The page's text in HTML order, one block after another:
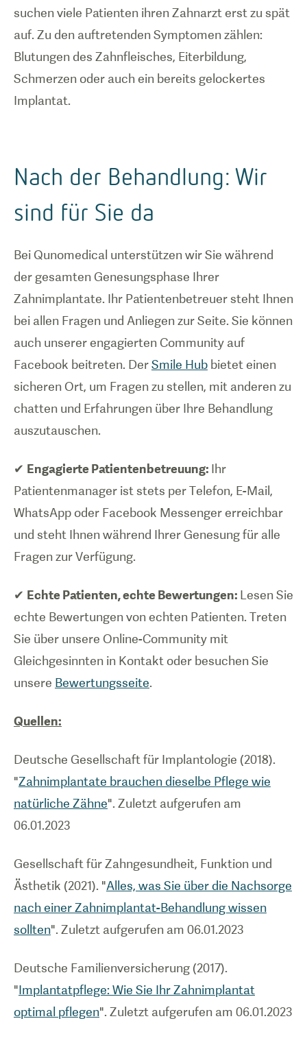
suchen viele Patienten ihren Zahnarzt erst zu spät
auf. Zu den auftretenden Symptomen zählen:
Blutungen des Zahnfleisches, Eiterbildung,
Schmerzen oder auch ein bereits gelockertes
Implantat.
Nach der Behandlung: Wir
sind für Sie da
Bei Qunomedical unterstützen wir Sie während
der gesamten Genesungsphase Ihrer
Zahnimplantate. Ihr Patientenbetreuer steht Ihnen
bei allen Fragen und Anliegen zur Seite. Sie können
auch unserer engagierten Community auf
Facebook beitreten. DerSmile Hub bietet einen
sicheren Ort, um Fragen zu stellen, mit anderen zu
chatten und Erfahrungen über Ihre Behandlung
auszutauschen.
✔ Engagierte Patientenbetreuung: Ihr
Patientenmanager ist stets per Telefon, E-Mail,
WhatsApp oder Facebook Messenger erreichbar
und steht Ihnen während Ihrer Genesung für alle
Fragen zur Verfügung.
✔ Echte Patienten, echte Bewertungen: Lesen Sie
echte Bewertungen von echten Patienten. Treten
Sie über unsere Online-Community mit
Gleichgesinnten in Kontakt oder besuchen Sie
unsere Bewertungsseite.
Quellen:
Deutsche Gesellschaft für Implantologie (2018).
"Zahnimplantate brauchen dieselbe Pflege wie
natürliche Zähne". Zuletzt aufgerufen am
06.01.2023
Gesellschaft für Zahngesundheit, Funktion und
Ästhetik (2021). "Alles, was Sie über die Nachsorge
nach einer Zahnimplantat-Behandlung wissen
sollten". Zuletzt aufgerufen am 06.01.2023
Deutsche Familienversicherung (2017).
"Implantatpflege: Wie Sie Ihr Zahnimplantat
optimal pflegen". Zuletzt aufgerufen am 06.01.2023